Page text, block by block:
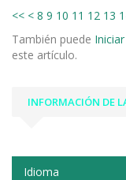
<< < 8 9 10 11 12 13
También puede
este artículo.
INFORMACIÓN DE
Idioma